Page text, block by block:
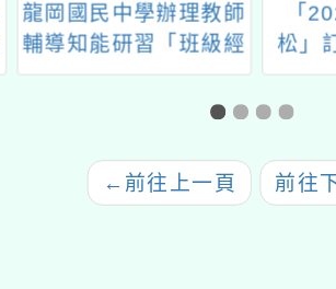
龍岡國民中學辦理教師
輔導知能研習「班級經
營與壓力管理延 伸活
「
松」
月17
19日
← 前往上一頁 前往